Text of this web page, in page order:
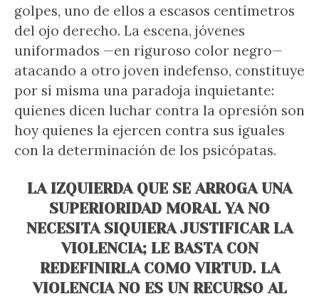
golpes, uno de ellos a escasos centímetros
del ojo derecho. La escena, jóvenes
uniformados —en riguroso color negro—
atacando a otro joven indefenso, constituye
por sí misma una paradoja inquietante:
quienes dicen luchar contra la opresión son
hoy quienes la ejercen contra sus iguales
con la determinación de los psicópatas.
LA IZQUIERDA QUE SE ARROGA UNA
SUPERIORIDAD MORAL YA NO
NECESITA SIQUIERA JUSTIFICAR LA
VIOLENCIA; LE BASTA CON
REDEFINIRLA COMO VIRTUD. LA
VIOLENCIA NO ES UN RECURSO AL